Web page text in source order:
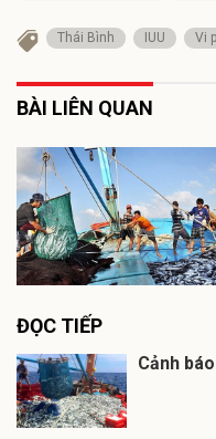
Thái Bình IUU Vi
BÀI LIÊN QUAN
ĐỌC TIẾP
Cảnh